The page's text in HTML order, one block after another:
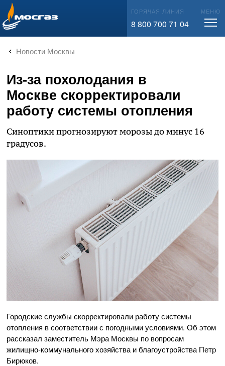
info@mos-gaz.ru ГОРЯЧАЯ ЛИНИЯ
8 800 700 71 04
МЕНЮ
Новости Москвы
Из-за похолодания в
Москве скорректировали
работу системы отопления
Синоптики прогнозируют морозы до минус 16
градусов.
Городские службы скорректировали работу системы
отопления в соответствии с погодными условиями. Об этом
рассказал заместитель Мэра Москвы по вопросам
жилищно-коммунального хозяйства и благоустройства Петр
Бирюков.